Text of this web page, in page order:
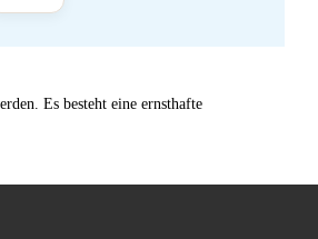
Es besteht eine ernsthafte